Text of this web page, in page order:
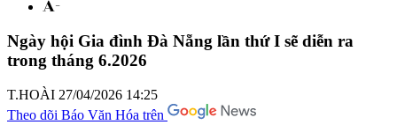
Ngày hội Gia đình Đà Nẵng lần thứ I sẽ diễn ra
trong tháng 6.2026
T.HOÀI 27/04/2026 14:25
Theo dõi Báo Văn Hóa trên